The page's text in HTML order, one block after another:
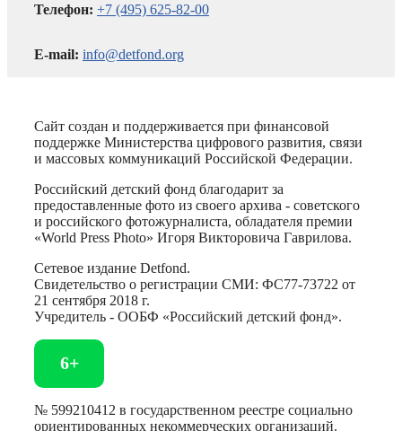
Телефон: +7 (495) 625-82-00
E-mail: info@detfond.org
Сайт создан и поддерживается при финансовой
поддержке Министерства цифрового развития, связи
и массовых коммуникаций Российской Федерации.
Российский детский фонд благодарит за
предоставленные фото из своего архива - советского
и российского фотожурналиста, обладателя премии
«World Press Photo» Игоря Викторовича Гаврилова.
Сетевое издание Detfond.
Свидетельство о регистрации СМИ: ФС77-73722 от
21 сентября 2018 г.
Учредитель - ООБФ «Российский детский фонд».
6+
№ 599210412 в государственном реестре социально
ориентированных некоммерческих организаций.